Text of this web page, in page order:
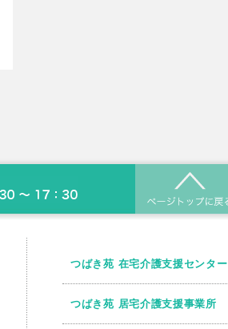
つばき苑 在宅介護支援センター
つばき苑 居宅介護支援事業所